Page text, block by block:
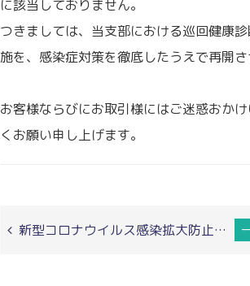
に該当しておりません。
つきましては、当支部における巡回健康
施を、感染症対策を徹底したうえで再開さ
お客様ならびにお取引様にはご迷惑おか
くお願い申し上げます。
新型コロナウイルス感染拡大防止…